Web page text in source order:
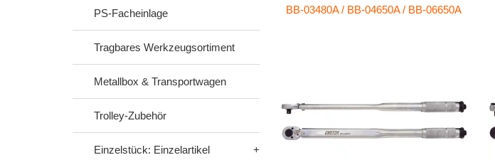
PS-Facheinlage
Tragbares Werkzeugsortiment
Metallbox & Transportwagen
Trolley-Zubehör
Einzelstück: Einzelartikel
BB-03480A / BB-04650A / BB-06650A